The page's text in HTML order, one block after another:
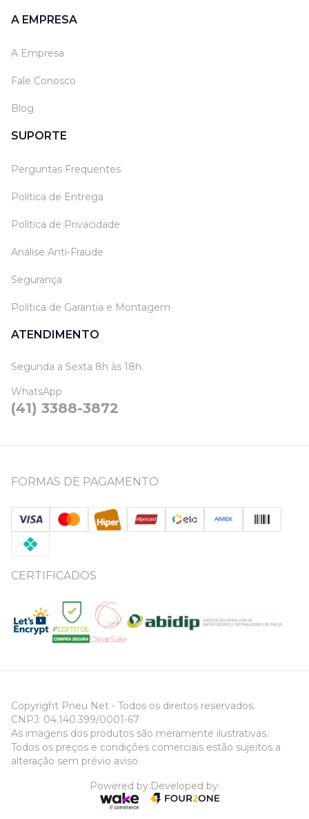
A EMPRESA
A Empresa
Fale Conosco
Blog
SUPORTE
Perguntas Frequentes
Política de Entrega
Política de Privacidade
Análise Anti-Fraude
Segurança
Política de Garantia e Montagem
ATENDIMENTO
Segunda a Sexta 8h às 18h.
WhatsApp
(41) 3388-3872
FORMAS DE PAGAMENTO
CERTIFICADOS
Copyright Pneu Net - Todos os direitos reservados.
CNPJ: 04.140.399/0001-67
As imagens dos produtos são meramente ilustrativas.
Todos os preços e condições comerciais estão sujeitos a
alteração sem prévio aviso.
Powered by: Developed by: